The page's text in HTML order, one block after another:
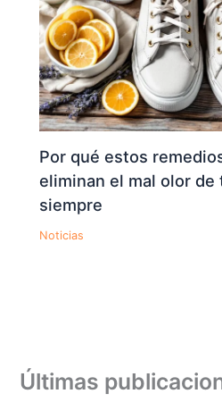
Por qué estos
eliminan el mal olor de
siempre
Noticias
Últimas